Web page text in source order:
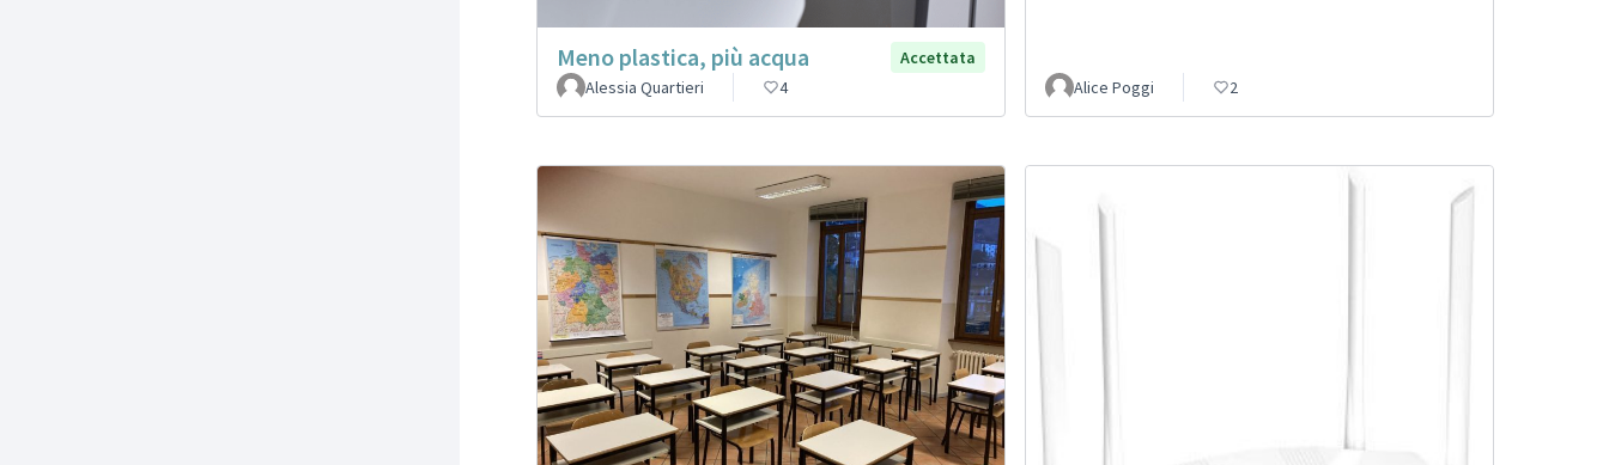
Meno plastica, più acqua
Accettata
Alessia Quartieri
4 Alice Poggi 2